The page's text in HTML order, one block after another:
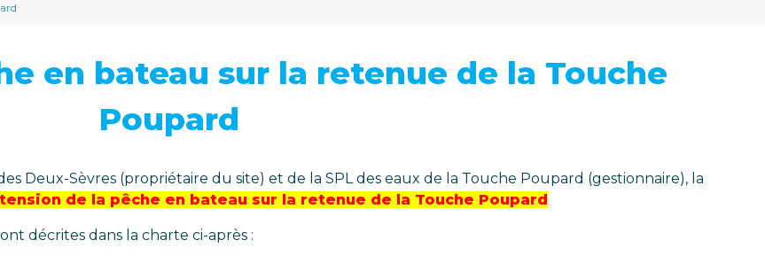
en bateau sur la retenue de la Touche
Poupard
Deux-Sèvres (propriétaire du site) et de la SPL des eaux de la Touche Poupard (gestionnaire), la
de la pêche en bateau sur la retenue de la Touche Poupard
décrites dans la charte ci-après :